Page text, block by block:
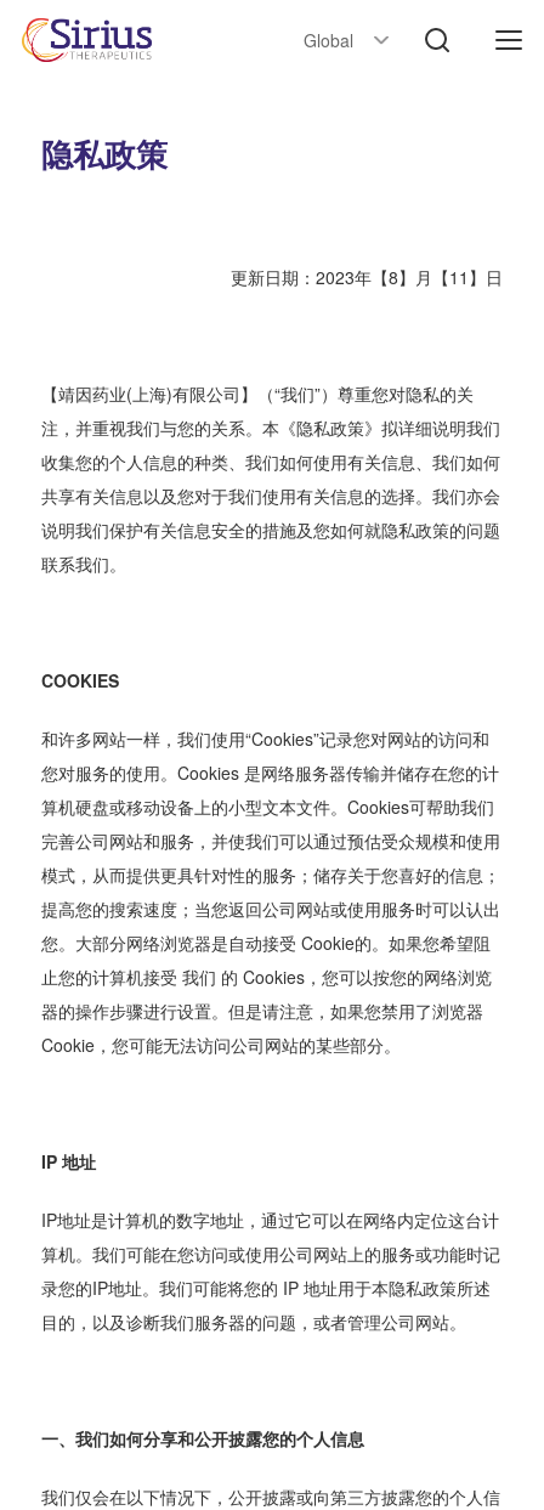
Global
隐私政策
更新日期：2023年【8】月【11】日
【靖因药业(上海)有限公司】（“我们”）尊重您对隐私的关
注，并重视我们与您的关系。本《隐私政策》拟详细说明我们
收集您的个人信息的种类、我们如何使用有关信息、我们如何
共享有关信息以及您对于我们使用有关信息的选择。我们亦会
说明我们保护有关信息安全的措施及您如何就隐私政策的问题
联系我们。
COOKIES
和许多网站一样，我们使用“Cookies”记录您对网站的访问和
您对服务的使用。Cookies 是网络服务器传输并储存在您的计
算机硬盘或移动设备上的小型文本文件。Cookies可帮助我们
完善公司网站和服务，并使我们可以通过预估受众规模和使用
模式，从而提供更具针对性的服务；储存关于您喜好的信息；
提高您的搜索速度；当您返回公司网站或使用服务时可以认出
您。大部分网络浏览器是自动接受 Cookie的。如果您希望阻
止您的计算机接受 我们 的 Cookies，您可以按您的网络浏览
器的操作步骤进行设置。但是请注意，如果您禁用了浏览器
Cookie，您可能无法访问公司网站的某些部分。
IP 地址
IP地址是计算机的数字地址，通过它可以在网络内定位这台计
算机。我们可能在您访问或使用公司网站上的服务或功能时记
录您的IP地址。我们可能将您的 IP 地址用于本隐私政策所述
目的，以及诊断我们服务器的问题，或者管理公司网站。
一、我们如何分享和公开披露您的个人信息
我们仅会在以下情况下，公开披露或向第三方披露您的个人信